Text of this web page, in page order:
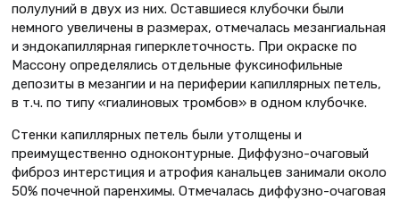
полулуний в двух из них. Оставшиеся клубочки были
немного увеличены в размерах, отмечалась мезангиальная
и эндокапиллярная гиперклеточность. При окраске по
Массону определялись отдельные фуксинофильные
депозиты в мезангии и на периферии капиллярных петель,
в т.ч. по типу «гиалиновых тромбов» в одном клубочке.
Стенки капиллярных петель были утолщены и
преимущественно одноконтурные. Диффузно-очаговый
фиброз интерстиция и атрофия канальцев занимали около
50% почечной паренхимы. Отмечалась диффузно-очаговая